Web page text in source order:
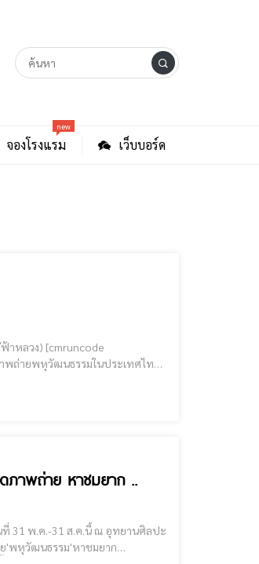
จองโรงแรม
new
เว็บบอร์ด
ภาพถ่าย หาชมยาก ..
ที่ 31 พ.ค.-31 ส.ค.นี้ ณ อุทยานศิลปะ